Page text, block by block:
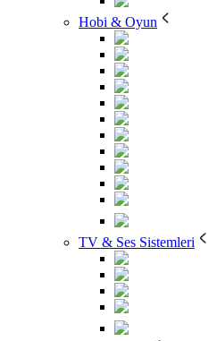
Hobi & Oyun
TV & Ses Sistemleri